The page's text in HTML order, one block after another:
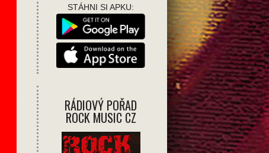
STÁHNI SI APKU:
RÁDIOVÝ POŘAD
ROCK MUSIC CZ